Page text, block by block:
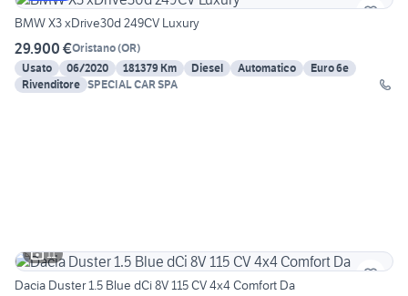
BMW X3 xDrive30d 249CV Luxury
29.900 €Oristano(OR)
Usato
06/2020 181379 Km Diesel Automatico
Euro 6e
Rivenditore SPECIAL CAR SPA
11
Dacia Duster 1.5 Blue dCi 8V 115 CV 4x4 Comfort Da